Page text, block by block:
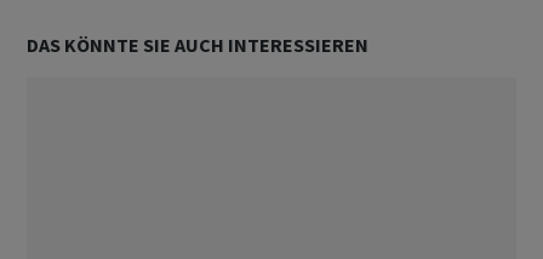
DAS KÖNNTE SIE AUCH INTERESSIEREN